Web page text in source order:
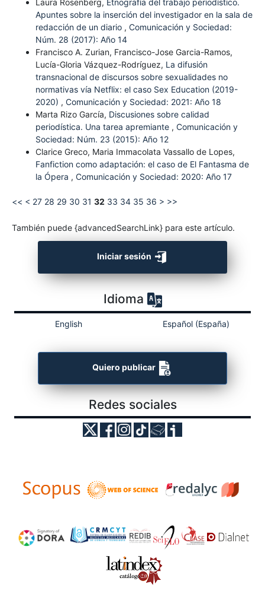
Apuntes sobre la inserción del investigador en la sala de
redacción de un diario , Comunicación y Sociedad:
Núm. 28 (2017): Año 14
Francisco A. Zurian, Francisco-Jose Garcia-Ramos,
Lucía-Gloria Vázquez-Rodríguez, La difusión
transnacional de discursos sobre sexualidades no
normativas vía Netflix: el caso Sex Education (2019-
2020) , Comunicación y Sociedad: 2021: Año 18
Marta Rizo García, Discusiones sobre calidad
periodística. Una tarea apremiante , Comunicación y
Sociedad: Núm. 23 (2015): Año 12
Clarice Greco, Maria Immacolata Vassallo de Lopes,
Fanfiction como adaptación: el caso de El Fantasma de
la Ópera , Comunicación y Sociedad: 2020: Año 17
<< < 27 28 29 30 31 32 33 34 35 36 > >>
También puede {advancedSearchLink} para este artículo.
Iniciar sesión
Idioma
English Español (España)
Quiero publicar
Redes sociales